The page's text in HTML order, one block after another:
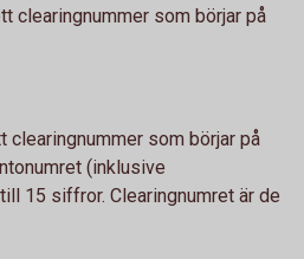
clearingnummer som börjar på
clearingnummer som börjar på
(inklusive
15 siffror. Clearingnumret är de